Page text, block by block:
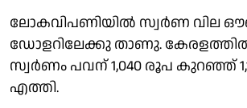
ലോകവിപണിയിൽ സ്വർണ വില
ഡോളറിലേക്കു താണു. കേരളത്തിൽ
സ്വർണം പവന് 1,040 രൂപ കുറഞ്ഞ്
എത്തി.